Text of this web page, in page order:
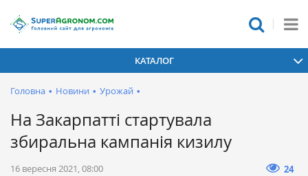
КАТАЛОГ
Головна • Новини • Урожай •
На Закарпатті стартувала
збиральна кампанія кизилу
16 вересня 2021, 08:00 24